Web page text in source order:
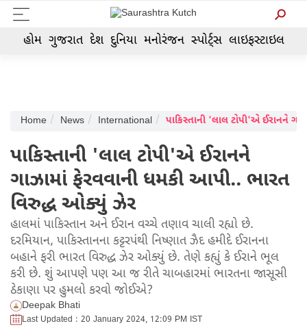
હોમ ગુજરાત દેશ દુનિયા મનોરંજન સ્પોર્ટ્સ લાઇફસ્ટાઇલ
Home News International
પાકિસ્તાની 'લાલ ટોપી'એ ઈરાનને
ગાઝામાં ફેરવવાની ધમકી આપી.. ભારત
વિરુદ્ધ ઓક્યું ઝેર
હાલમાં પાકિસ્તાન અને ઈરાન વચ્ચે તણાવ ચાલી રહ્યો છે.
દરમિયાન, પાકિસ્તાનના કટ્ટરપંથી નિષ્ણાત ઝૈદ હમીદે ઈરાનના
બહાને ફરી ભારત વિરુદ્ધ ઝેર ઓક્યું છે. તેણે કહ્યું કે ઈરાને ભૂલ
કરી છે. શું આપણે પણ આ જ રીતે ચાબહારમાં ભારતના જાસૂસી
ઠેકાણા પર હુમલો કરવો જોઈએ?
Deepak Bhati
Last Updated : 20 January 2024, 12:09 PM IST